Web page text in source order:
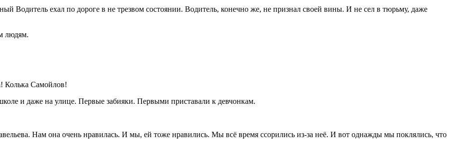
Водитель ехал по дороге в не трезвом состоянии. Водитель, конечно же, не признал своей вины. И не сел в тюрьму, даже
людям.
Колька Самойлов!
и даже на улице. Первые забияки. Первыми приставали к девчонкам.
Нам она очень нравилась. И мы, ей тоже нравились. Мы всё время ссорились из-за неё. И вот однажды мы поклялись, что